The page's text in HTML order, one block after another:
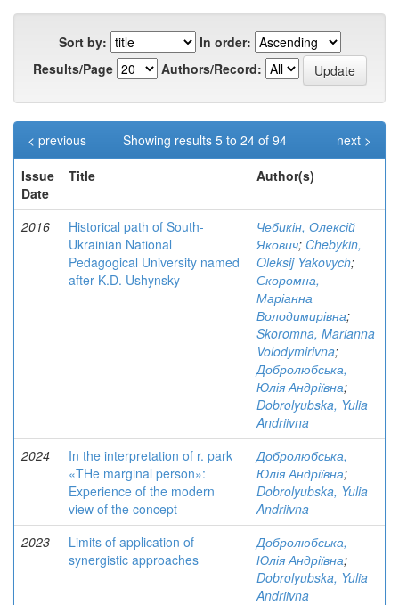
Sort by:
In order:
Results/Page
Authors/Record:
Showing results 5 to 24 of 94
< previous
next >
Issue
Date
Title Author(s)
2016
Historical path of South-
Ukrainian National
Pedagogical University named
after K.D. Ushynsky
Чебикін, Олексій
Якович; Chebykin,
Oleksij Yakovych;
Скоромна,
Маріанна
Володимирівна;
Skoromna, Marianna
Volodymirivna;
Добролюбська,
Юлія Андріївна;
Dobrolyubska, Yulia
Andriivna
2024
In the interpretation of r. park
«THe marginal person»:
Experience of the modern
view of the concept
Добролюбська,
Юлія Андріївна;
Dobrolyubska, Yulia
Andriivna
2023
Limits of application of
synergistic approaches
Добролюбська,
Юлія Андріївна;
Dobrolyubska, Yulia
Andriivna